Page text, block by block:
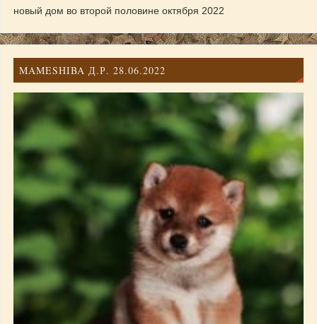
новый дом во второй половине октября 2022
MAMESHIBA Д.Р. 28.06.2022